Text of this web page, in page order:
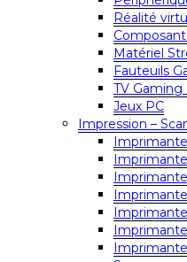
Réalité
Matériel
Fauteuils
TV Gaming
Jeux PC
Impression –